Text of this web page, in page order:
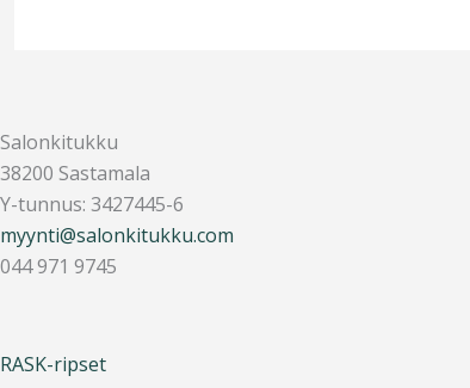
Salonkitukku
38200 Sastamala
Y-tunnus: 3427445-6
myynti@salonkitukku.com
044 971 9745
RASK-ripset